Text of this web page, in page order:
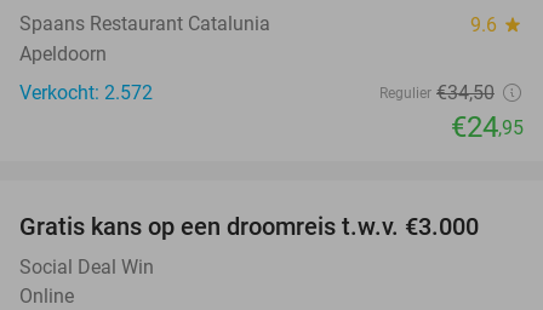
Spaans Restaurant Catalunia 9.6 star
Apeldoorn
Verkocht: 2.572
Regulier €34,50
€24,95
Gratis kans op een droomreis t.w.v. €3.000
Social Deal Win
Online